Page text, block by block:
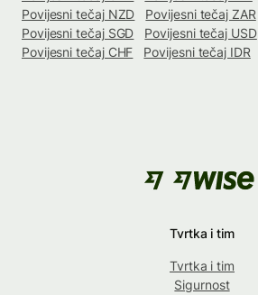
Povijesni tečaj NZD
Povijesni tečaj ZAR
Povijesni tečaj SGD
Povijesni tečaj USD
Povijesni tečaj CHF
Povijesni tečaj IDR
Tvrtka i tim
Tvrtka i tim
Sigurnost